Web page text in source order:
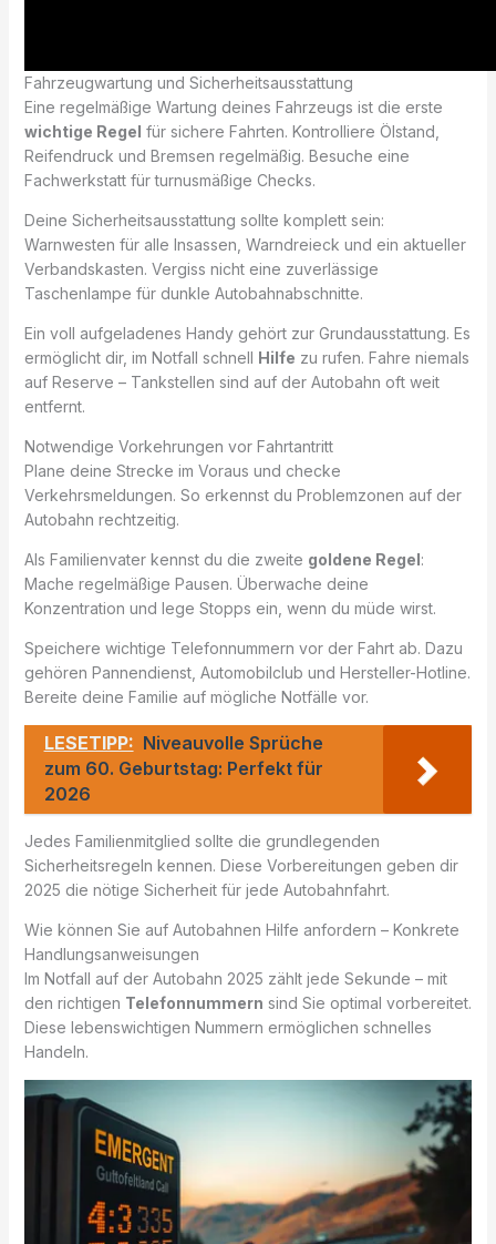
Fahrzeugwartung und Sicherheitsausstattung
Eine regelmäßige Wartung deines Fahrzeugs ist die erste
wichtige Regel für sichere Fahrten. Kontrolliere Ölstand,
Reifendruck und Bremsen regelmäßig. Besuche eine
Fachwerkstatt für turnusmäßige Checks.
Deine Sicherheitsausstattung sollte komplett sein:
Warnwesten für alle Insassen, Warndreieck und ein aktueller
Verbandskasten. Vergiss nicht eine zuverlässige
Taschenlampe für dunkle Autobahnabschnitte.
Ein voll aufgeladenes Handy gehört zur Grundausstattung. Es
ermöglicht dir, im Notfall schnell Hilfe zu rufen. Fahre niemals
auf Reserve – Tankstellen sind auf der Autobahn oft weit
entfernt.
Notwendige Vorkehrungen vor Fahrtantritt
Plane deine Strecke im Voraus und checke
Verkehrsmeldungen. So erkennst du Problemzonen auf der
Autobahn rechtzeitig.
Als Familienvater kennst du die zweite goldene Regel:
Mache regelmäßige Pausen. Überwache deine
Konzentration und lege Stopps ein, wenn du müde wirst.
Speichere wichtige Telefonnummern vor der Fahrt ab. Dazu
gehören Pannendienst, Automobilclub und Hersteller-Hotline.
Bereite deine Familie auf mögliche Notfälle vor.
LESETIPP: Niveauvolle Sprüche
zum 60. Geburtstag: Perfekt für
2026
Jedes Familienmitglied sollte die grundlegenden
Sicherheitsregeln kennen. Diese Vorbereitungen geben dir
2025 die nötige Sicherheit für jede Autobahnfahrt.
Wie können Sie auf Autobahnen Hilfe anfordern – Konkrete
Handlungsanweisungen
Im Notfall auf der Autobahn 2025 zählt jede Sekunde – mit
den richtigen Telefonnummern sind Sie optimal vorbereitet.
Diese lebenswichtigen Nummern ermöglichen schnelles
Handeln.